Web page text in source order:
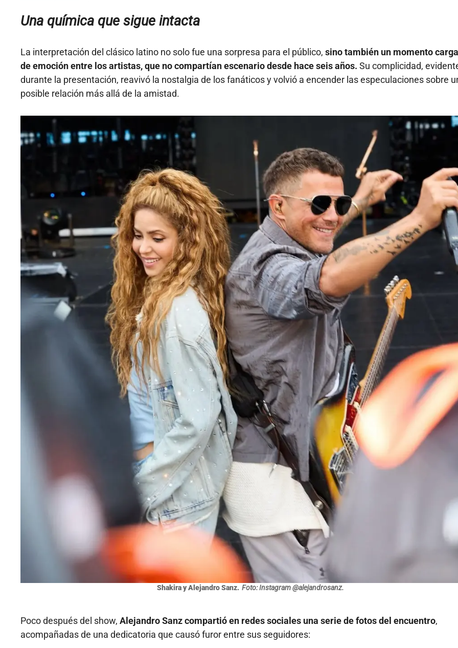
Una química que sigue intacta
La interpretación del clásico latino no solo fue una sorpresa para el público, sino también un momento
de emoción entre los artistas, que no compartían escenario desde hace seis años. Su complicidad,
durante la presentación, reavivó la nostalgia de los fanáticos y volvió a encender las especulaciones sobre
posible relación más allá de la amistad.
Shakira y Alejandro Sanz. Foto: Instagram @alejandrosanz.
Poco después del show, Alejandro Sanz compartió en redes sociales una serie de fotos del encuentro,
acompañadas de una dedicatoria que causó furor entre sus seguidores: